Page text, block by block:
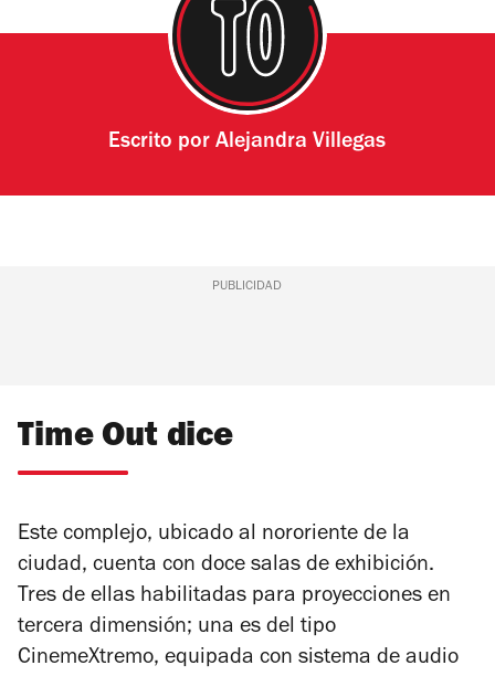
Escrito porAlejandra Villegas
PUBLICIDAD
Time Out dice
Este complejo, ubicado al nororiente de la
ciudad, cuenta con doce salas de exhibición.
Tres de ellas habilitadas para proyecciones en
tercera dimensión; una es del tipo
CinemeXtremo, equipada con sistema de audio